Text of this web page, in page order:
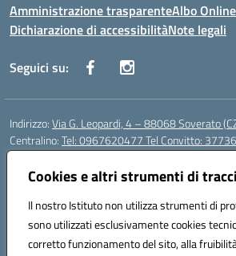
Cookies e altri strumenti di
Il nostro Istituto non utilizza strumenti di
sono utilizzati esclusivamente cookies
corretto funzionamento del sito, alla
Amministrazione trasparenteAlbo Online
Dichiarazione di accessibilitàNote legali
Seguici su:
Indirizzo:Via G. Leopardi, 4 – 88068 Soverato
Centralino:Tel: 0967620477 Tel Convitto:
Email:
Posta elettronica certificata (PEC):
Codice fiscale: 84000690796
Codice meccanografico:CZRH04000Q
Codice Indice delle Pubbliche Amministrazioni